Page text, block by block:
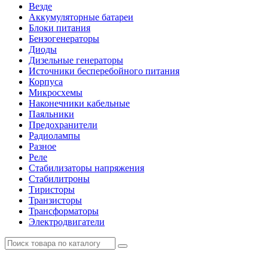
Везде
Аккумуляторные батареи
Блоки питания
Бензогенераторы
Диоды
Дизельные генераторы
Источники бесперебойного питания
Корпуса
Микросхемы
Наконечники кабельные
Паяльники
Предохранители
Радиолампы
Разное
Реле
Стабилизаторы напряжения
Стабилитроны
Тиристоры
Транзисторы
Трансформаторы
Электродвигатели